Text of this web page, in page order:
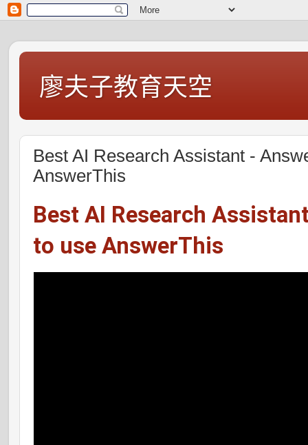
廖夫子教育天空
Best AI Research Assistant -
AnswerThis
Best AI Research
to use AnswerThis